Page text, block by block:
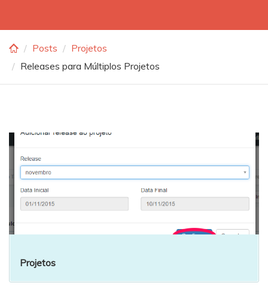
Posts
Projetos
Releases para Múltiplos Projetos
Projetos